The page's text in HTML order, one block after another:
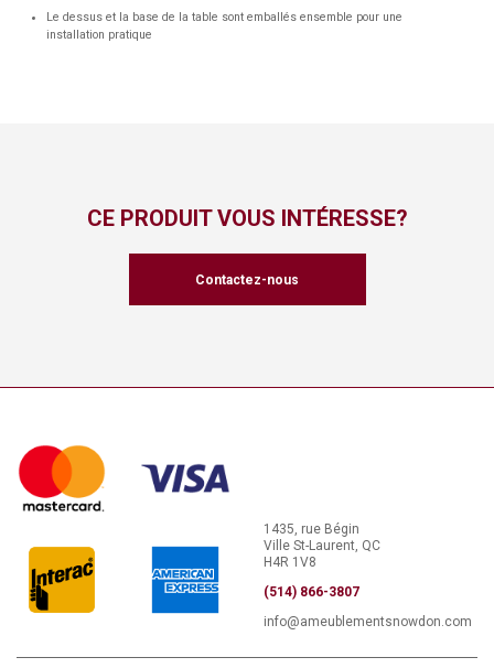
Le dessus et la base de la table sont emballés ensemble pour une
installation pratique
CE PRODUIT VOUS INTÉRESSE?
Contactez-nous
1435, rue Bégin
Ville St-Laurent, QC
H4R 1V8
(514) 866-3807
info@ameublementsnowdon.com